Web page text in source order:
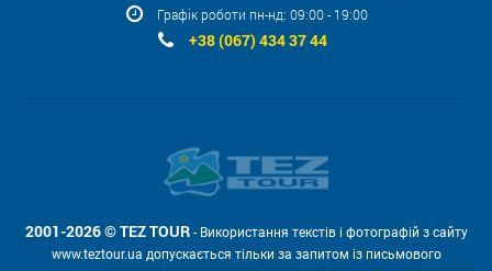
Графік роботи пн-нд: 09:00 - 19:00
+38 (067) 434 37 44
2001-2026 © TEZ TOUR - Використання текстів і фотографій з сайту
www.teztour.ua допускається тільки за запитом із письмового